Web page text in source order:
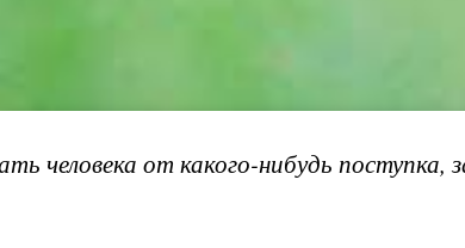
человека от какого-нибудь